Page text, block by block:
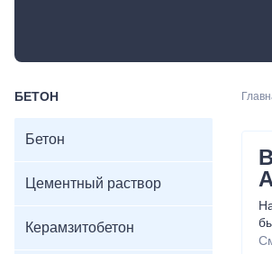
БЕТОН
Бетон
Цементный раствор
Керамзитобетон